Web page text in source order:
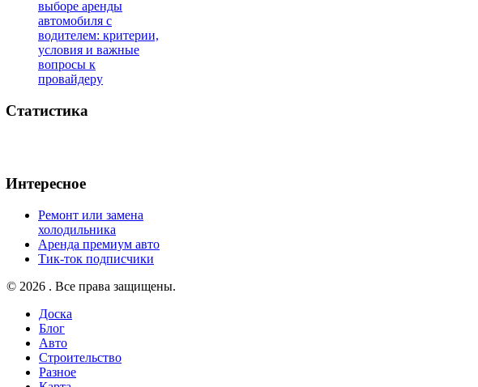
выборе аренды
автомобиля с
водителем: критерии,
условия и важные
вопросы к
провайдеру
Статистика
Интересное
Ремонт или замена
холодильника
Аренда премиум авто
Тик-ток подписчики
© 2026 . Все права защищены.
Доска
Блог
Авто
Строительство
Разное